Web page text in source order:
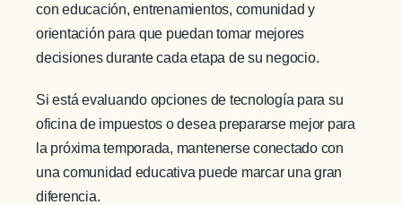
con educación, entrenamientos, comunidad y
orientación para que puedan tomar mejores
decisiones durante cada etapa de su negocio.
Si está evaluando opciones de tecnología para su
oficina de impuestos o desea prepararse mejor para
la próxima temporada, mantenerse conectado con
una comunidad educativa puede marcar una gran
diferencia.